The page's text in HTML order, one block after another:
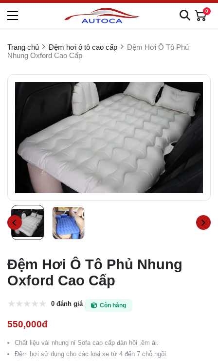
0
Trang chủ Đệm hơi ô tô cao cấp
Đệm Hơi Ô Tô Phủ
Nhung Oxford Cao Cấp
Đệm Hơi Ô Tô Phủ Nhung
Oxford Cao Cấp
0 đánh giá Còn hàng
550,000đ
Chất liệu vải nhung nỉ Sofa cao cấp đàn hồi ,êm ái.
Đệm hơi sử dụng cho các loại xe từ 4 đến 7 chỗ ngồi.